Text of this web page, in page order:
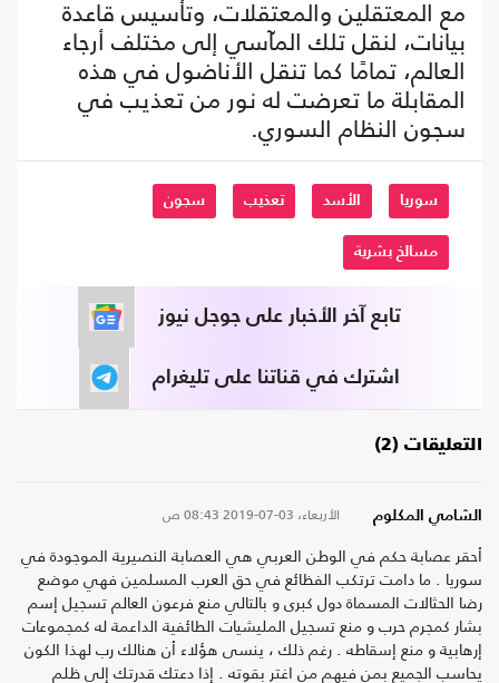
مع المعتقلين والمعتقلات، وتأسيس قاعدة
بيانات، لنقل تلك المآسي إلى مختلف أرجاء
العالم، تمامًا كما تنقل الأناضول في هذه
المقابلة ما تعرضت له نور من تعذيب في
سجون النظام السوري.
سوريا الأسد تعذيب سجون
مسالخ بشرية
تابع آخر الأخبار على جوجل نيوز
اشترك في قناتنا على تليغرام
التعليقات (2)
الشامي المكلوم الأربعاء، 03-07-2019 08:43 ص
أحقر عصابة حكم في الوطن العربي هي العصابة النصيرية الموجودة في
سوريا . ما دامت ترتكب الفظائع في حق العرب المسلمين فهي موضع
رضا الحثالات المسماة دول كبرى و بالتالي منع فرعون العالم تسجيل إسم
بشار كمجرم حرب و منع تسجيل المليشيات الطائفية الداعمة له كمجموعات
إرهابية و منع إسقاطه . رغم ذلك ، ينسى هؤلاء أن هنالك رب لهذا الكون
يحاسب الجميع بمن فيهم من اغتر بقوته . إذا دعتك قدرتك إلى ظلم